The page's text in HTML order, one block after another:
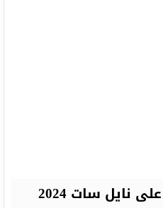
نايل سات 2024